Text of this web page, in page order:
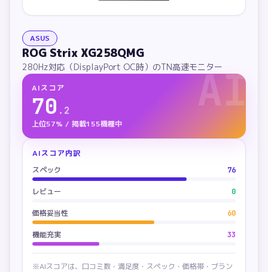
ASUS
ROG Strix XG258QMG
280Hz対応（DisplayPort OC時）のTN高速モニターAI
AIスコア
70 . 2
上位57% / 掲載155機種中
AIスコア内訳
スペック
76
レビュー 0
価格妥当性 60
機能充実 33
※AIスコアは、口コミ数・満足度・スペック・価格帯・ブラン